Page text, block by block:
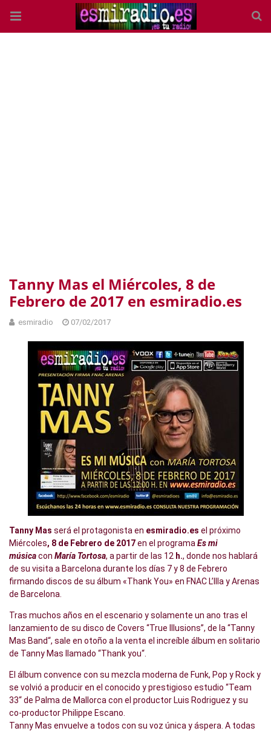
Tanny Mas el Miércoles, 8 de
Febrero de 2017 en esmiradio.es
esmiradio 07/02/2017
Tanny Mas será el protagonista en esmiradio.es el próximo
Miércoles, 8 de Febrero de 2017en el programa Es mi
músicacon María Tortosa, a partir de las 12 h., donde nos hablará
de su visita a Barcelona durante los días 7 y 8 de Febrero
firmando discos de su álbum «Thank You» en FNAC L’Illa y Arenas
de Barcelona.
Tras muchos años en el escenario y solamente un ano tras el
lanzamiento de su disco de Covers “True Illusions”, de la “Tanny
Mas Band“, sale en otoño a la venta el increíble álbum en solitario
de Tanny Mas llamado “Thank you“.
El álbum convence con su mezcla moderna de Funk, Pop y Rock y
se volvió a producir en el conocido y prestigioso estudio “Team
33“ de Palma de Mallorca con el productor Luis Rodriguez y su
co-productor Philippe Escano.
Tanny Mas envuelve a todos con su voz única y áspera. A todas